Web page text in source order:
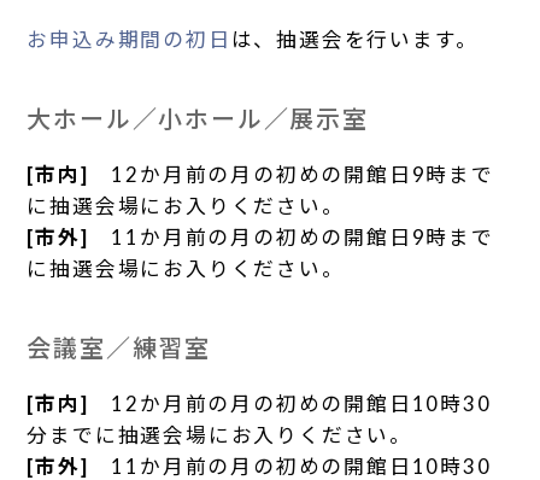
お申込み期間の初日 は、抽選会を行います。
大ホール／小ホール／展示室
[市内] 12か月前の月の初めの開館日9時まで
に抽選会場にお入りください。
[市外] 11か月前の月の初めの開館日9時まで
に抽選会場にお入りください。
会議室／練習室
[市内] 12か月前の月の初めの開館日10時30
分までに抽選会場にお入りください。
[市外] 11か月前の月の初めの開館日10時30